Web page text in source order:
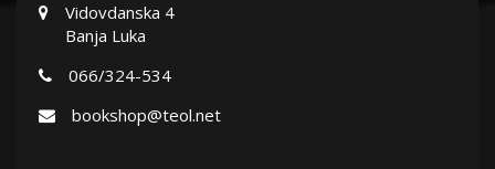
Vidovdanska 4
Banja Luka
066/324-534
bookshop@teol.net